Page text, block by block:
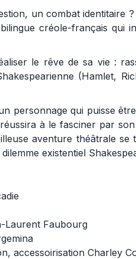
un combat identitaire
créole-français qui
le rêve de sa vie :
(Hamlet,
personnage qui puisse
à le fasciner par
aventure théâtrale
dilemme existentiel
Laurent Faubourg
accessoirisation Charley